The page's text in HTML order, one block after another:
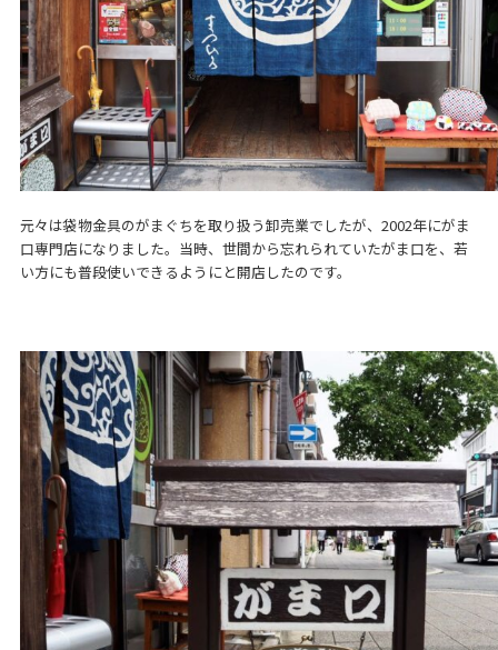
元々は袋物金具のがまぐちを取り扱う卸売業でしたが、2002年にがま
口専門店になりました。当時、世間から忘れられていたがま口を、若
い方にも普段使いできるようにと開店したのです。